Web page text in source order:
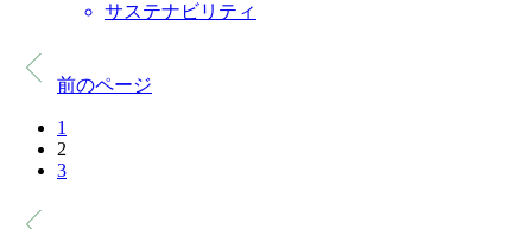
サステナビリティ
前のページ
1
2
3